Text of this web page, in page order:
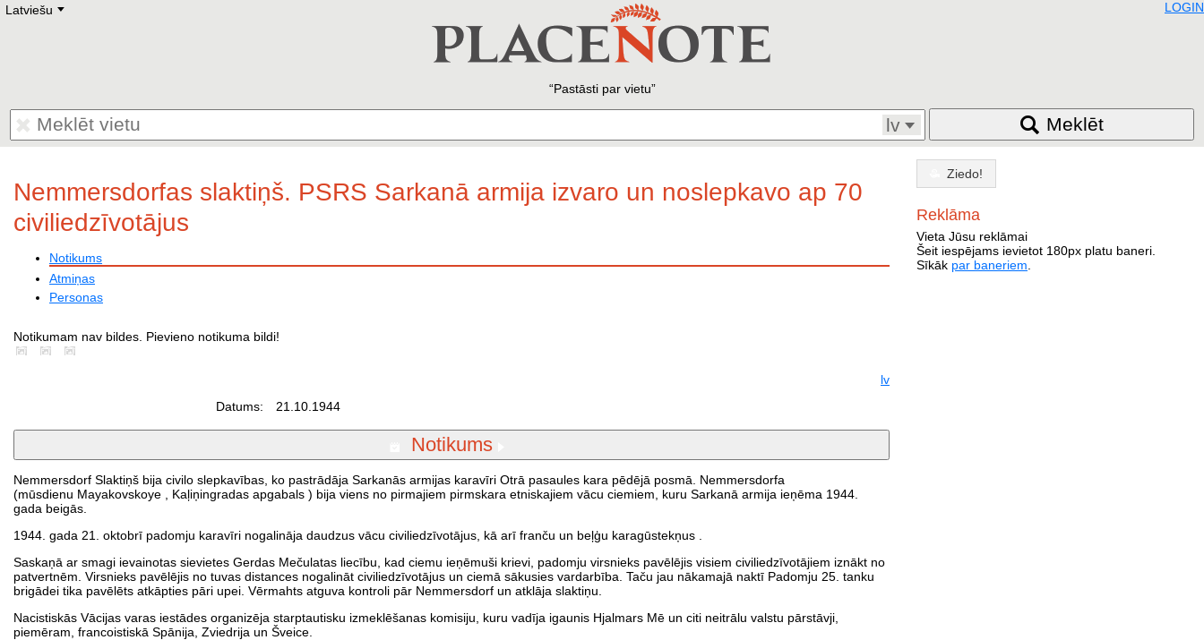
Latviešu E
Deutsch
Polski
Hebrew
LOGIN
Pastāsti par vietu
lv Meklēt
Nemmersdorfas slaktiņš. PSRS Sarkanā armija izvaro un noslepkavo ap 70
civiliedzīvotājus
Notikums
Atmiņas
Personas
Notikumam nav bildes. Pievieno notikuma bildi!
lv
Datums:
21.10.1944
Notikums
Nemmersdorf Slaktiņš bija civilo slepkavības, ko pastrādāja Sarkanās armijas karavīri Otrā pasaules kara pēdējā posmā. Nemmersdorfa
(mūsdienu Mayakovskoye , Kaļiņingradas apgabals ) bija viens no pirmajiem pirmskara etniskajiem vācu ciemiem, kuru Sarkanā armija ieņēma 1944.
gada beigās.
1944. gada 21. oktobrī padomju karavīri nogalināja daudzus vācu civiliedzīvotājus, kā arī franču un beļģu karagūstekņus .
Saskaņā ar smagi ievainotas sievietes Gerdas Mečulatas liecību, kad ciemu ieņēmuši krievi, padomju virsnieks pavēlējis visiem civiliedzīvotājiem iznākt no
patvertnēm. Virsnieks pavēlējis no tuvas distances nogalināt civiliedzīvotājus un ciemā sākusies vardarbība. Taču jau nākamajā naktī Padomju 25. tanku
brigādei tika pavēlēts atkāpties pāri upei. Vērmahts atguva kontroli pār Nemmersdorf un atklāja slaktiņu.
Nacistiskās Vācijas varas iestādes organizēja starptautisku izmeklēšanas komisiju, kuru vadīja igaunis Hjalmars Mē un citi neitrālu valstu pārstāvji,
piemēram, francoistiskā Spānija, Zviedrija un Šveice.
Ziedo!
Reklāma
Vieta Jūsu reklāmai
Šeit iespējams ievietot 180px platu baneri.
Sīkāk par baneriem